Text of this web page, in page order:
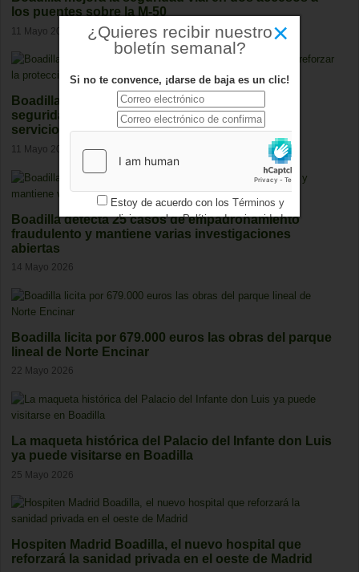
los puentes sobre la M-50
11 Mayo 2026
Boadilla obtiene la certificación nacional de
seguridad para reforzar la protección de sus
servicios digitales
11 Mayo 2026
Boadilla detecta 25 casos de empadronamiento
fraudulento y mantiene varias investigaciones
abiertas
14 Mayo 2026
Boadilla licita por 679.000 euros las obras del parque
lineal de Norte Encinar
22 Mayo 2026
La maqueta histórica del Palacio del Infante don Luis
ya puede visitarse en Boadilla
25 Mayo 2026
Hospiten Madrid Boadilla, el nuevo hospital que
reforzará la sanidad privada en el oeste de Madrid
×
¿Quieres recibir nuestro
boletín semanal?
Si no te convence, ¡darse de baja es un clic!
Estoy de acuerdo con los Términos y
condicionesy losPolítica de privacidad